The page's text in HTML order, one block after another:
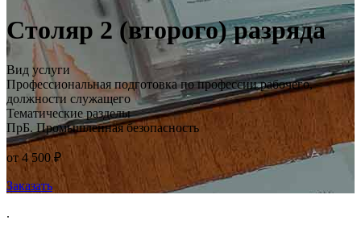
Столяр 2 (второго) разряда
Вид услуги
Профессиональная подготовка по профессии рабочего,
должности служащего
Тематические разделы
ПрБ. Промышленная безопасность
от 4 500 ₽
Заказать
.